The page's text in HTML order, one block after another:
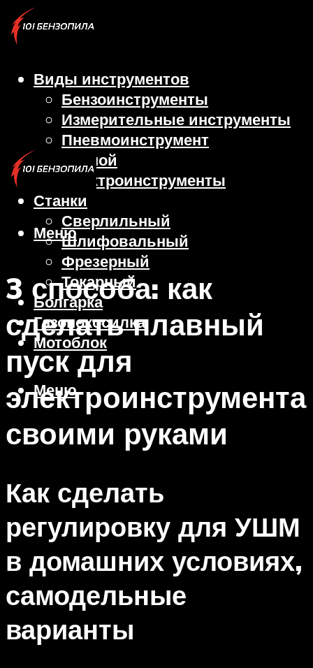
Виды инструментов
Бензоинструменты
Измерительные инструменты
Пневмоинструмент
Ручной
Электроинструменты
Станки
Сверлильный
Шлифовальный
Фрезерный
Токарный
Болгарка
Газонокосилка
Мотоблок
Меню
Меню
3 способа: как
сделать плавный
пуск для
электроинструмента
своими руками
Как сделать
регулировку для УШМ
в домашних условиях,
самодельные
варианты